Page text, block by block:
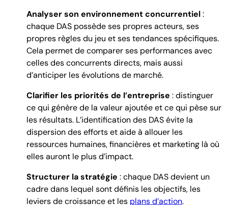
Analyser son environnement concurrentiel:
chaque DAS possède ses propres acteurs, ses
propres règles du jeu et ses tendances spécifiques.
Cela permet de comparer ses performances avec
celles des concurrents directs, mais aussi
d’anticiper les évolutions de marché.
Clarifier les priorités de l’entreprise : distinguer
ce qui génère de la valeur ajoutée et ce qui pèse sur
les résultats. L’identification des DAS évite la
dispersion des efforts et aide à allouer les
ressources humaines, financières et marketing là où
elles auront le plus d’impact.
Structurer la stratégie : chaque DAS devient un
cadre dans lequel sont définis les objectifs, les
leviers de croissance et les plans d’action.